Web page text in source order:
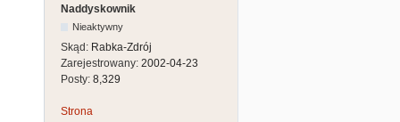
Naddyskownik
Nieaktywny
Skąd: Rabka-Zdrój
Zarejestrowany: 2002-04-23
Posty: 8,329
Strona